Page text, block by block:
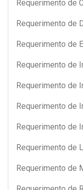
Requerimento de
Requerimento de
Requerimento de
Requerimento de
Requerimento de
Requerimento de
Requerimento de
Requerimento de
Requerimento de